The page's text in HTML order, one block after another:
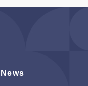
News